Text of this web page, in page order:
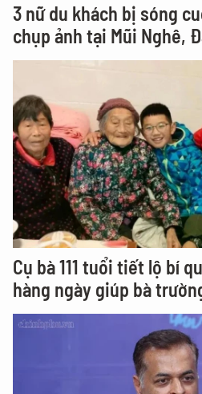
3 nữ du khách bị sóng
chụp ảnh tại Mũi Nghê,
Cụ bà 111 tuổi tiết lộ bí
hàng ngày giúp bà